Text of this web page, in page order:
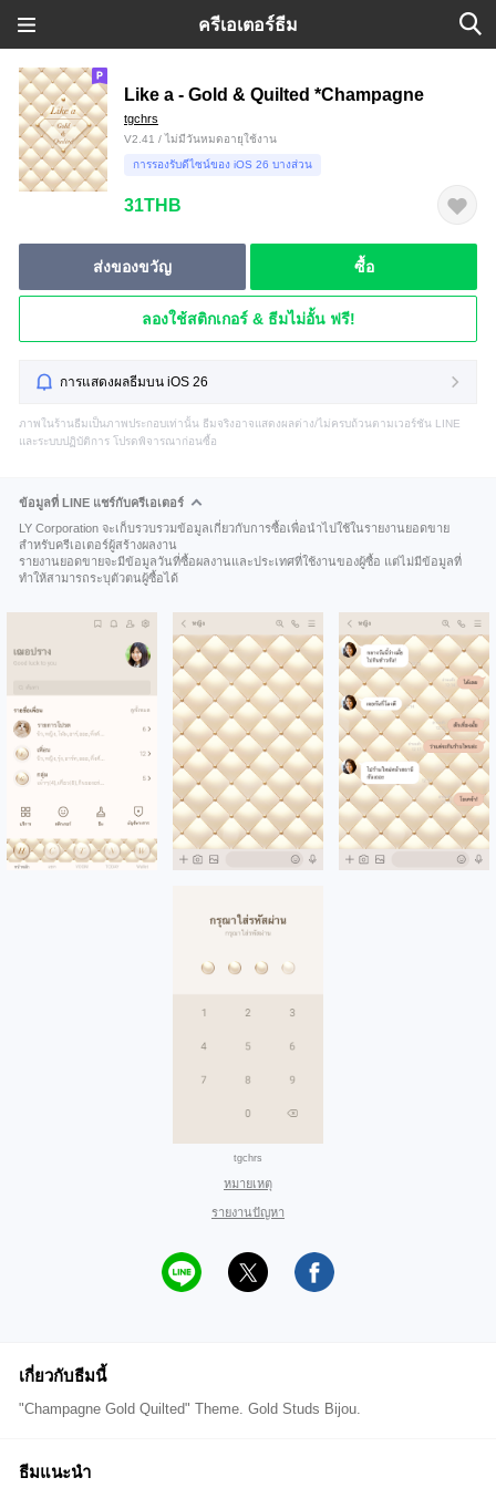
ครีเอเตอร์ธีม
Like a - Gold & Quilted *Champagne
tgchrs
V2.41 / ไม่มีวันหมดอายุใช้งาน
การรองรับดีไซน์ของ iOS 26 บางส่วน
31THB
ส่งของขวัญ ซื้อ
ลองใช้สติกเกอร์ & ธีมไม่อั้น ฟรี!
การแสดงผลธีมบน iOS 26
ภาพในร้านธีมเป็นภาพประกอบเท่านั้น ธีมจริงอาจแสดงผลต่าง/ไม่ครบถ้วนตามเวอร์ชัน LINE
และระบบปฏิบัติการ โปรดพิจารณาก่อนซื้อ
ข้อมูลที่ LINE แชร์กับครีเอเตอร์
LY Corporation จะเก็บรวบรวมข้อมูลเกี่ยวกับการซื้อเพื่อนำไปใช้ในรายงานยอดขาย
สำหรับครีเอเตอร์ผู้สร้างผลงาน
รายงานยอดขายจะมีข้อมูลวันที่ซื้อผลงานและประเทศที่ใช้งานของผู้ซื้อ แต่ไม่มีข้อมูลที่
ทำให้สามารถระบุตัวตนผู้ซื้อได้
tgchrs
หมายเหตุ
รายงานปัญหา
เกี่ยวกับธีมนี้
"Champagne Gold Quilted" Theme. Gold Studs Bijou.
ธีมแนะนำ